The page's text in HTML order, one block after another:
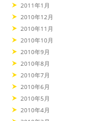
2011年1月
2010年12月
2010年11月
2010年10月
2010年9月
2010年8月
2010年7月
2010年6月
2010年5月
2010年4月